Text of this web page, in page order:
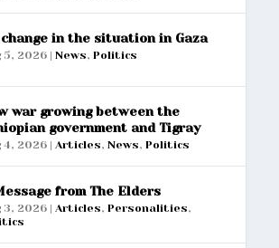
change in the situation in Gaza
5, 2026 |News,Politics
war growing between the
government and Tigray
4, 2026 |Articles,News,Politics
from The Elders
3, 2026 |Articles,Personalities,